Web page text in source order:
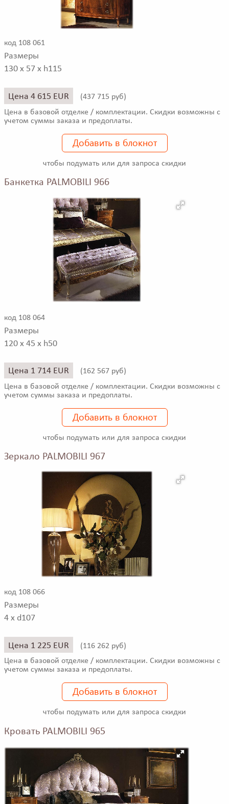
код 108 061
Размеры
130 x 57 x h115
Цена 4 615 EUR (437 715 руб)
Цена в базовой отделке / комплектации. Скидки возможны с
учетом суммы заказа и предоплаты.
Добавить в блокнот
чтобы подумать или для запроса скидки
Банкетка PALMOBILI 966
код 108 064
Размеры
120 x 45 x h50
Цена 1 714 EUR (162 567 руб)
Цена в базовой отделке / комплектации. Скидки возможны с
учетом суммы заказа и предоплаты.
Добавить в блокнот
чтобы подумать или для запроса скидки
Зеркало PALMOBILI 967
код 108 066
Размеры
4 x d107
Цена 1 225 EUR (116 262 руб)
Цена в базовой отделке / комплектации. Скидки возможны с
учетом суммы заказа и предоплаты.
Добавить в блокнот
чтобы подумать или для запроса скидки
Кровать PALMOBILI 965